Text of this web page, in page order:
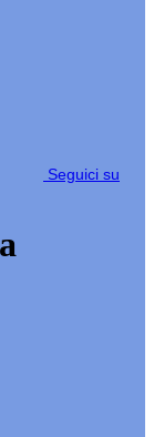
Seguici su